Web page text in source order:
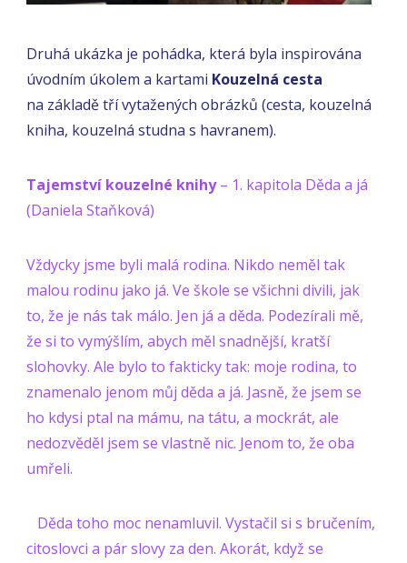
Druhá ukázka je pohádka, která byla inspirována
úvodním úkolem a kartami Kouzelná cesta
na základě tří vytažených obrázků (cesta, kouzelná
kniha, kouzelná studna s havranem).
Tajemství kouzelné knihy– 1. kapitola Děda a já
(Daniela Staňková)
Vždycky jsme byli malá rodina. Nikdo neměl tak
malou rodinu jako já. Ve škole se všichni divili, jak
to, že je nás tak málo. Jen já a děda. Podezírali mě,
že si to vymýšlím, abych měl snadnější, kratší
slohovky. Ale bylo to fakticky tak: moje rodina, to
znamenalo jenom můj děda a já. Jasně, že jsem se
ho kdysi ptal na mámu, na tátu, a mockrát, ale
nedozvěděl jsem se vlastně nic. Jenom to, že oba
umřeli.
Děda toho moc nenamluvil. Vystačil si s bručením,
citoslovci a pár slovy za den. Akorát, když se